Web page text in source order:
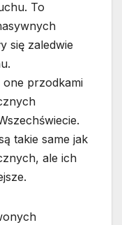
To
się zaledwie
one przodkami
takie same jak
ale ich